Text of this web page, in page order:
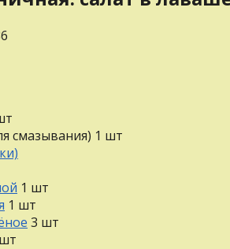
смазывания) 1 шт
1 шт
1 шт
3 шт
шт